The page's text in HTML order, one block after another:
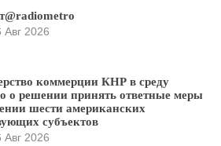
Авг 2026
коммерции КНР в среду
о решении принять ответные меры
шести американских
субъектов
Авг 2026